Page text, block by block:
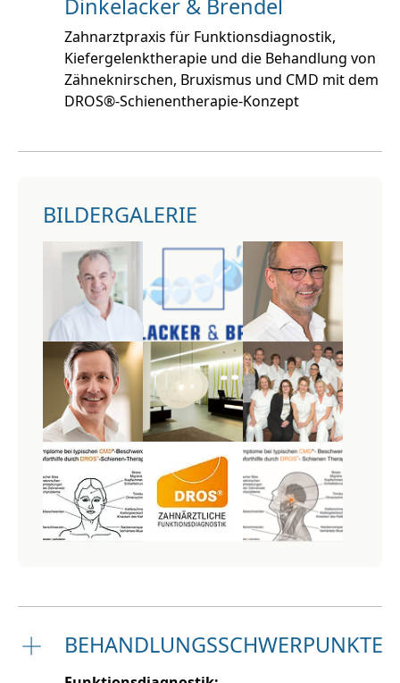
Dinkelacker & Brendel
Zahnarztpraxis für Funktionsdiagnostik,
Kiefergelenktherapie und die Behandlung von
Zähneknirschen, Bruxismus und CMD mit dem
DROS®-Schienentherapie-Konzept
BILDERGALERIE
BEHANDLUNGSSCHWERPUNKTE